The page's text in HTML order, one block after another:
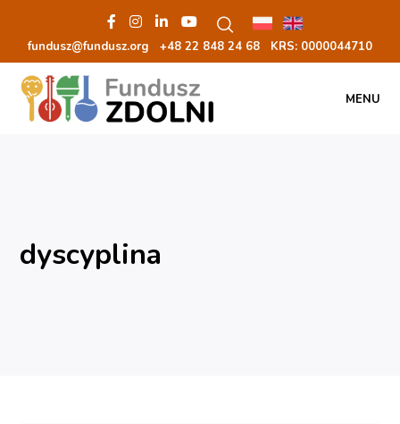
fundusz@fundusz.org +48 22 848 24 68 KRS: 0000044710
MENU
dyscyplina